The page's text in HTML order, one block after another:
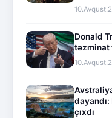
Donald
təzminat
çıxdı